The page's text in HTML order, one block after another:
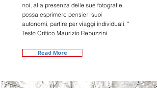
noi, alla presenza delle sue fotografie,
possa esprimere pensieri suoi
autonomi, partire per viaggi individuali. "
Testo Critico Maurizio Rebuzzini
Read More